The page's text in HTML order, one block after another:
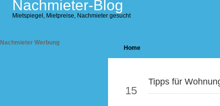
Nachmieter-Blog
Mietspiegel, Mietpreise, Nachmieter gesucht
Nachmieter Werbung
Home
15
Tipps für